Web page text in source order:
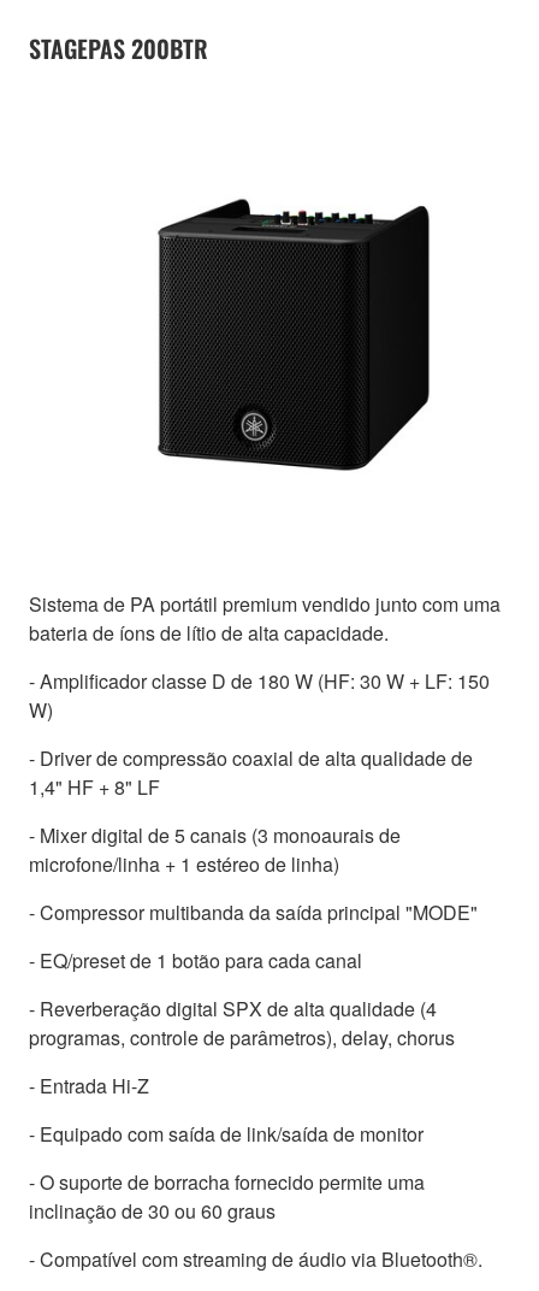
STAGEPAS 200BTR
Sistema de PA portátil premium vendido junto com uma
bateria de íons de lítio de alta capacidade.
- Amplificador classe D de 180 W (HF: 30 W + LF: 150
W)
- Driver de compressão coaxial de alta qualidade de
1,4" HF + 8" LF
- Mixer digital de 5 canais (3 monoaurais de
microfone/linha + 1 estéreo de linha)
- Compressor multibanda da saída principal "MODE"
- EQ/preset de 1 botão para cada canal
- Reverberação digital SPX de alta qualidade (4
programas, controle de parâmetros), delay, chorus
- Entrada Hi-Z
- Equipado com saída de link/saída de monitor
- O suporte de borracha fornecido permite uma
inclinação de 30 ou 60 graus
- Compatível com streaming de áudio via Bluetooth®.